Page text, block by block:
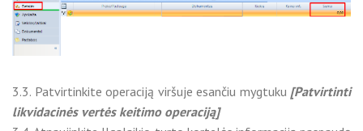
3.3. Patvirtinkite operaciją viršuje esančiu mygtuku [Patvirtinti
likvidacinės vertės keitimo operaciją]